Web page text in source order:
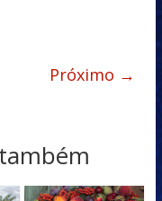
Próximo →